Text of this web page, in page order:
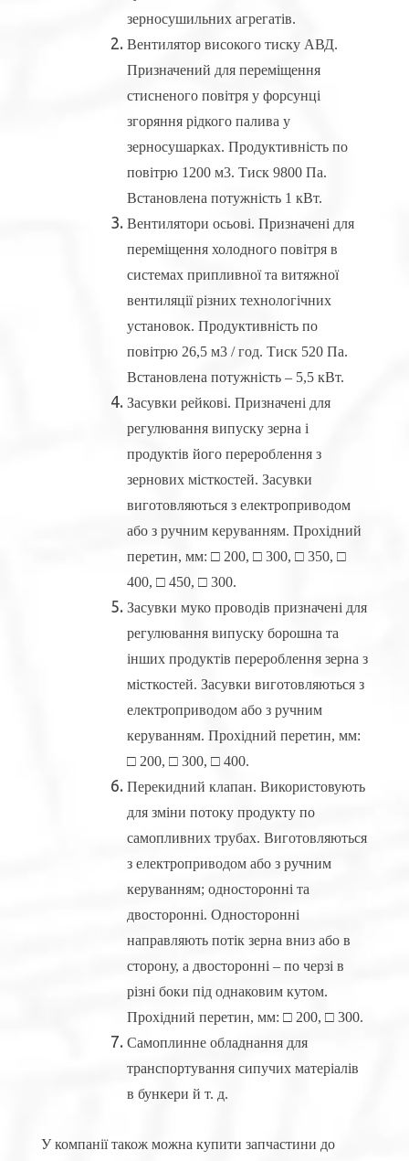
зерносушильних агрегатів.
Вентилятор високого тиску АВД.
Призначений для переміщення
стисненого повітря у форсунці
згоряння рідкого палива у
зерносушарках. Продуктивність по
повітрю 1200 м3. Тиск 9800 Па.
Встановлена ​​потужність 1 кВт.
Вентилятори осьові. Призначені для
переміщення холодного повітря в
системах припливної та витяжної
вентиляції різних технологічних
установок. Продуктивність по
повітрю 26,5 м3 / год. Тиск 520 Па.
Встановлена ​​потужність – 5,5 кВт.
Засувки рейкові. Призначені для
регулювання випуску зерна і
продуктів його перероблення з
зернових місткостей. Засувки
виготовляються з електроприводом
або з ручним керуванням. Прохідний
перетин, мм: □ 200, □ 300, □ 350, □
400, □ 450, □ 300.
Засувки муко проводів призначені для
регулювання випуску борошна та
інших продуктів перероблення зерна з
місткостей. Засувки виготовляються з
електроприводом або з ручним
керуванням. Прохідний перетин, мм:
□ 200, □ 300, □ 400.
Перекидний клапан. Використовують
для зміни потоку продукту по
самопливних трубах. Виготовляються
з електроприводом або з ручним
керуванням; односторонні та
двосторонні. Односторонні
направляють потік зерна вниз або в
сторону, а двосторонні – по черзі в
різні боки під однаковим кутом.
Прохідний перетин, мм: □ 200, □ 300.
Самоплинне обладнання для
транспортування сипучих матеріалів
в бункери й т. д.
У компанії також можна купити запчастини до